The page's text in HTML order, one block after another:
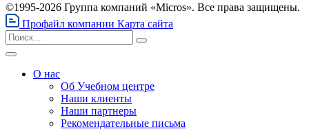
©1995-2026 Группа компаний «Micros». Все права защищены.
Профайл компании Карта сайта
О нас
Об Учебном центре
Наши клиенты
Наши партнеры
Рекомендательные письма